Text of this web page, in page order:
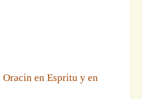
en Espritu y en